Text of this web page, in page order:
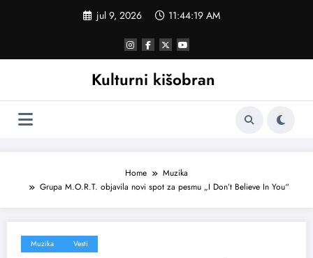
jul 9, 2026 11:44:19 AM
Kulturni kišobran
Home
Muzika
Grupa M.O.R.T. objavila novi spot za pesmu „I Don’t Believe In You“
Muzika Vesti